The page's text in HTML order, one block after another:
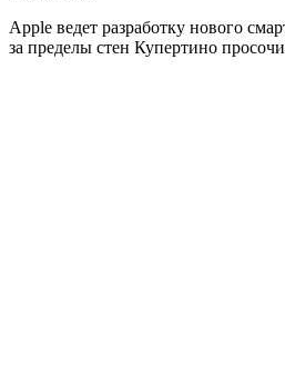
Apple ведет разработку нового
за пределы стен Купертино